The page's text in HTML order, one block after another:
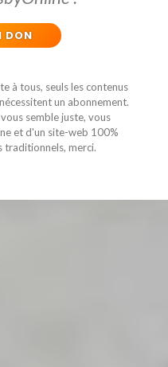
DON
à tous, seuls les contenus
un abonnement.
semble juste, vous
et d'un site-web 100%
traditionnels, merci.